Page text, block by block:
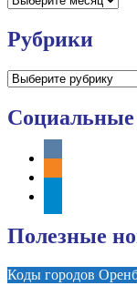
Рубрики
Рубрики
Социальные
vkontakte
odnoklassniki
Полезные
Коды городов